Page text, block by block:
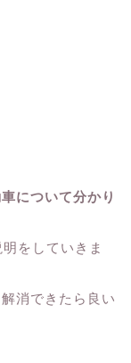
について分かり
をしていきま
消できたら良い